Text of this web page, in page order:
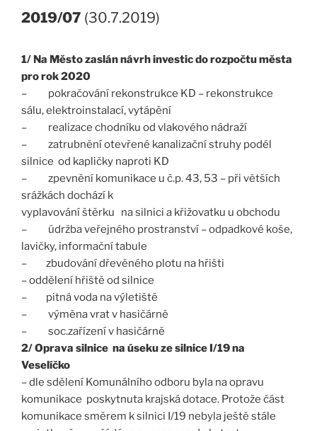
2019/07 (30.7.2019)
1/ Na Město zaslán návrh investic do rozpočtu města
pro rok 2020
– pokračování rekonstrukce KD – rekonstrukce
sálu, elektroinstalací, vytápění
– realizace chodníku od vlakového nádraží
– zatrubnění otevřené kanalizační struhy podél
silnice od kapličky naproti KD
– zpevnění komunikace u č.p. 43, 53 – při větších
srážkách dochází k
vyplavování štěrku na silnici a křižovatku u obchodu
– údržba veřejného prostranství – odpadkové koše,
lavičky, informační tabule
– zbudování dřevěného plotu na hřišti
– oddělení hřiště od silnice
– pitná voda na výletiště
– výměna vrat v hasičárně
– soc.zařízení v hasičárně
2/ Oprava silnice na úseku ze silnice I/19 na
Veselíčko
– dle sdělení Komunálního odboru byla na opravu
komunikace poskytnuta krajská dotace. Protože část
komunikace směrem k silnici I/19 nebyla ještě stále